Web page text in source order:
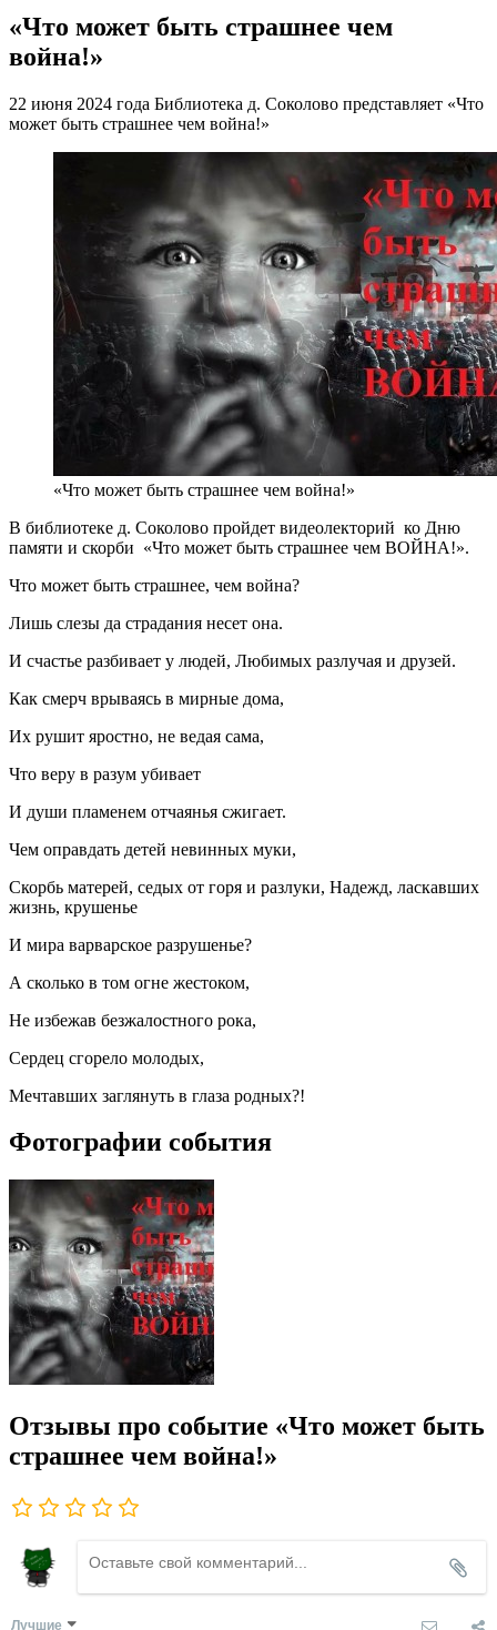
«Что может быть страшнее чем
война!»
22 июня 2024 года Библиотека д. Соколово представляет «Что
может быть страшнее чем война!»
«Что может быть страшнее чем война!»
В библиотеке д. Соколово пройдет видеолекторий ко Дню
памяти и скорби «Что может быть страшнее чем ВОЙНА!».
Что может быть страшнее, чем война?
Лишь слезы да страдания несет она.
И счастье разбивает у людей, Любимых разлучая и друзей.
Как смерч врываясь в мирные дома,
Их рушит яростно, не ведая сама,
Что веру в разум убивает
И души пламенем отчаянья сжигает.
Чем оправдать детей невинных муки,
Скорбь матерей, седых от горя и разлуки, Надежд, ласкавших
жизнь, крушенье
И мира варварское разрушенье?
А сколько в том огне жестоком,
Не избежав безжалостного рока,
Сердец сгорело молодых,
Мечтавших заглянуть в глаза родных?!
Фотографии события
Отзывы про событие «Что может быть
страшнее чем война!»
Лучшие